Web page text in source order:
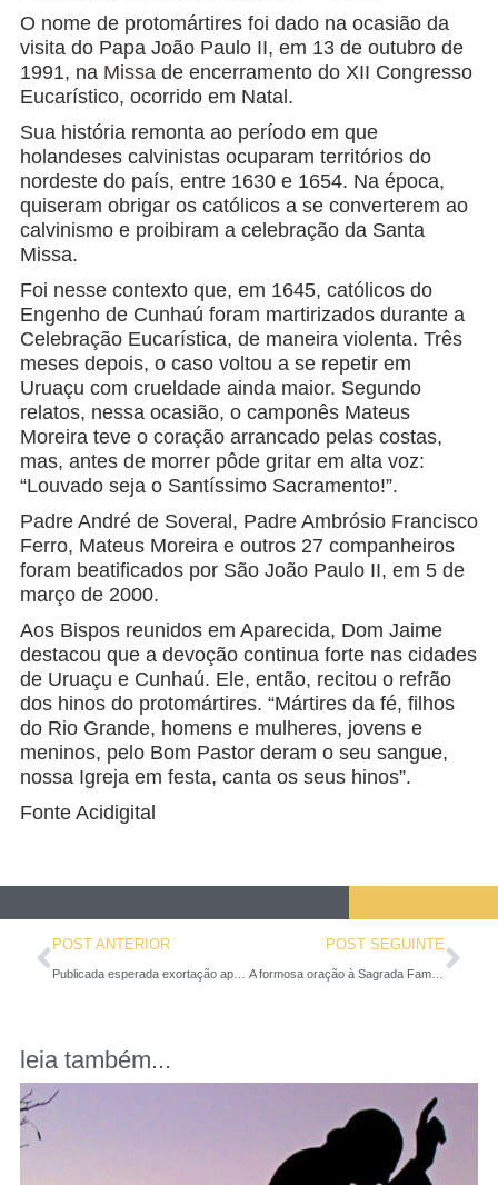
O nome de protomártires foi dado na ocasião da
visita do Papa João Paulo II, em 13 de outubro de
1991, na Missa de encerramento do XII Congresso
Eucarístico, ocorrido em Natal.
Sua história remonta ao período em que
holandeses calvinistas ocuparam territórios do
nordeste do país, entre 1630 e 1654. Na época,
quiseram obrigar os católicos a se converterem ao
calvinismo e proibiram a celebração da Santa
Missa.
Foi nesse contexto que, em 1645, católicos do
Engenho de Cunhaú foram martirizados durante a
Celebração Eucarística, de maneira violenta. Três
meses depois, o caso voltou a se repetir em
Uruaçu com crueldade ainda maior. Segundo
relatos, nessa ocasião, o camponês Mateus
Moreira teve o coração arrancado pelas costas,
mas, antes de morrer pôde gritar em alta voz:
“Louvado seja o Santíssimo Sacramento!”.
Padre André de Soveral, Padre Ambrósio Francisco
Ferro, Mateus Moreira e outros 27 companheiros
foram beatificados por São João Paulo II, em 5 de
março de 2000.
Aos Bispos reunidos em Aparecida, Dom Jaime
destacou que a devoção continua forte nas cidades
de Uruaçu e Cunhaú. Ele, então, recitou o refrão
dos hinos do protomártires. “Mártires da fé, filhos
do Rio Grande, homens e mulheres, jovens e
meninos, pelo Bom Pastor deram o seu sangue,
nossa Igreja em festa, canta os seus hinos”.
Fonte Acidigital
POST ANTERIOR POST SEGUINTE
A formosa oração à Sagrada Família com a qual o Papa conclui a Amoris Laetitia
leia também...